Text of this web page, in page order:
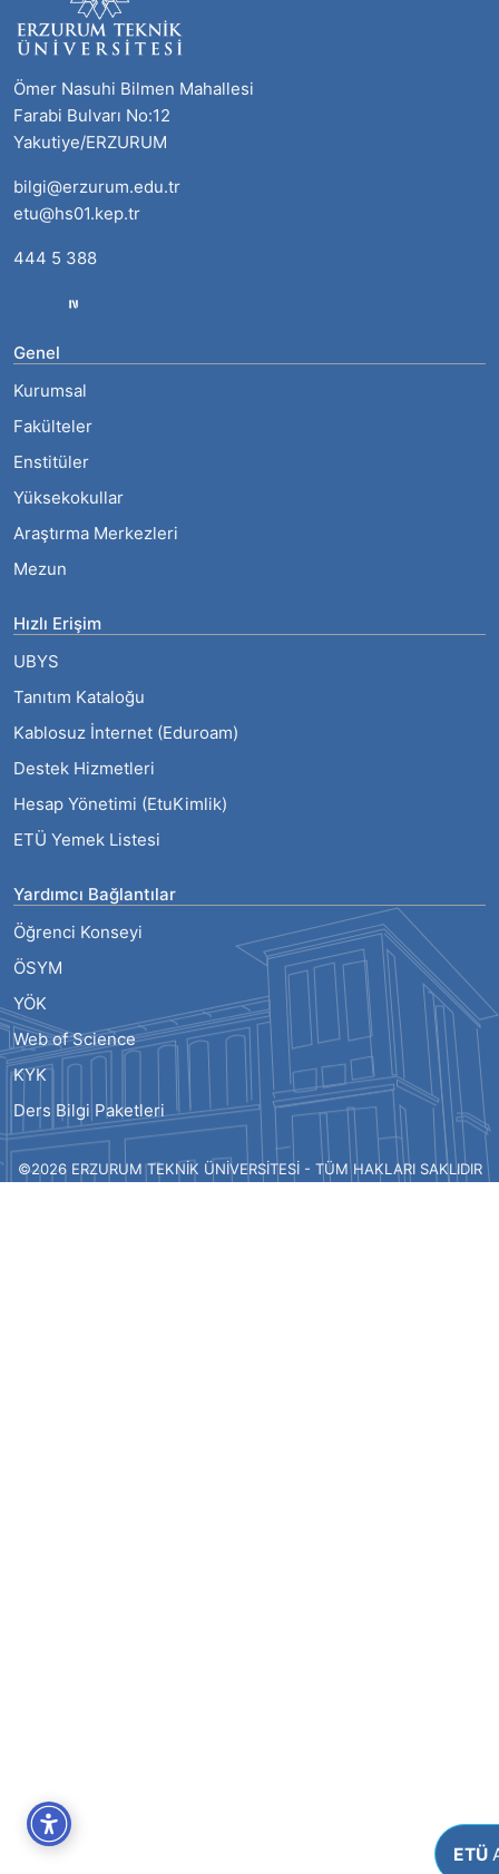
ETÜ
Ömer Nasuhi Bilmen Mahallesi
Farabi Bulvarı No:12
Yakutiye/ERZURUM
bilgi@erzurum.edu.tr
etu@hs01.kep.tr
444 5 388
Genel
Kurumsal
Fakülteler
Enstitüler
Yüksekokullar
Araştırma Merkezleri
Mezun
Hızlı Erişim
UBYS
Tanıtım Kataloğu
Kablosuz İnternet (Eduroam)
Destek Hizmetleri
Hesap Yönetimi (EtuKimlik)
ETÜ Yemek Listesi
Yardımcı Bağlantılar
Öğrenci Konseyi
ÖSYM
YÖK
Web of Science
KYK
Ders Bilgi Paketleri
©2026 ERZURUM TEKNİK ÜNİVERSİTESİ - TÜM HAKLARI SAKLIDIR